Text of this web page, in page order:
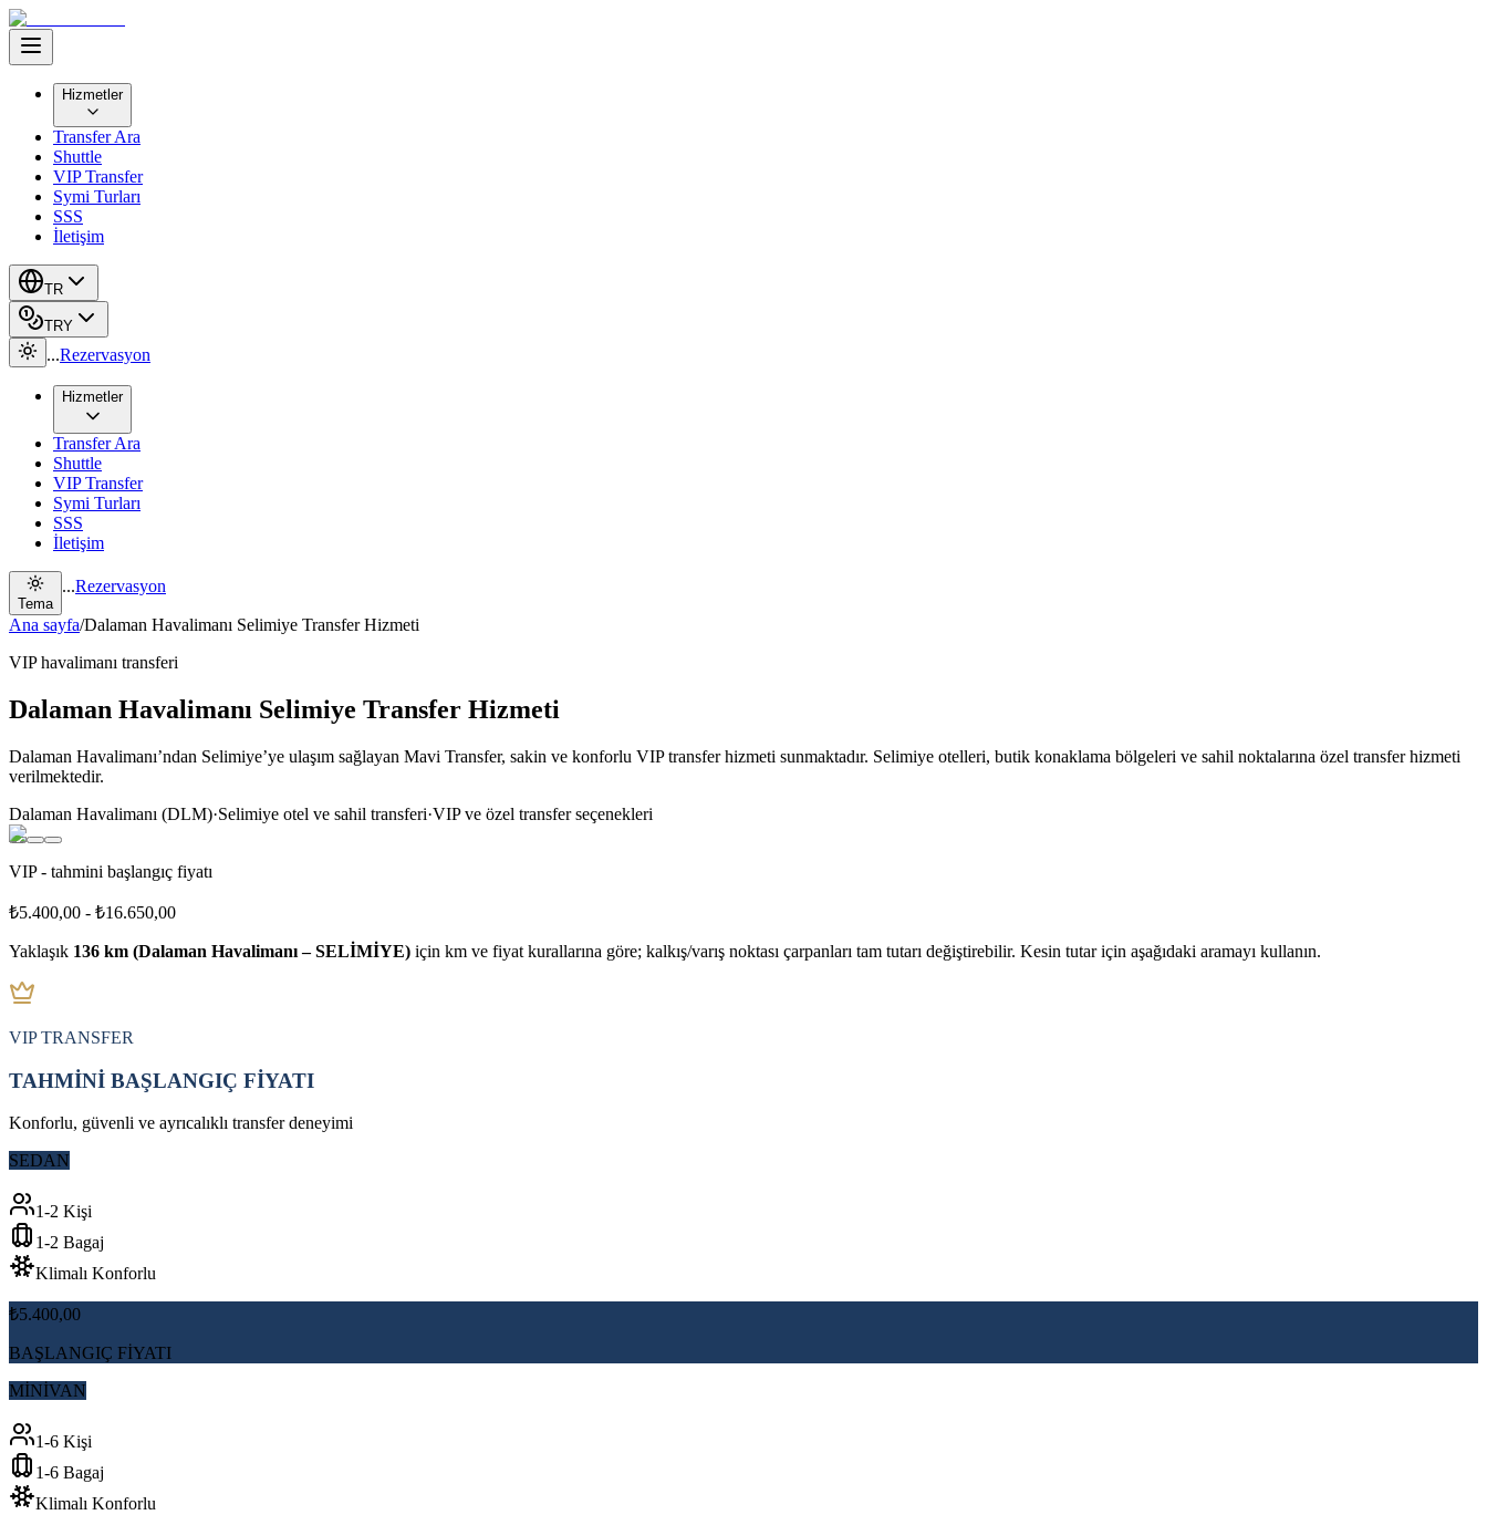
Hizmetler
Transfer Ara
Shuttle
VIP Transfer
Symi Turları
SSS
İletişim
TR
TRY
...Rezervasyon
Hizmetler
Transfer Ara
Shuttle
VIP Transfer
Symi Turları
SSS
İletişim
Tema
...Rezervasyon
Ana sayfa/Dalaman Havalimanı Selimiye Transfer Hizmeti
VIP havalimanı transferi
Dalaman Havalimanı Selimiye Transfer Hizmeti
Dalaman Havalimanı’ndan Selimiye’ye ulaşım sağlayan Mavi Transfer, sakin ve konforlu VIP transfer hizmeti sunmaktadır. Selimiye otelleri, butik konaklama bölgeleri ve sahil noktalarına özel transfer hizmeti
verilmektedir.
Dalaman Havalimanı (DLM)·Selimiye otel ve sahil transferi·VIP ve özel transfer seçenekleri
VIP - tahmini başlangıç fiyatı
₺5.400,00 - ₺16.650,00
Yaklaşık 136 km (Dalaman Havalimanı – SELİMİYE) için km ve fiyat kurallarına göre; kalkış/varış noktası çarpanları tam tutarı değiştirebilir. Kesin tutar için aşağıdaki aramayı kullanın.
VIP TRANSFER
TAHMİNİ BAŞLANGIÇ FİYATI
Konforlu, güvenli ve ayrıcalıklı transfer deneyimi
SEDAN
1-2 Kişi
1-2 Bagaj
Klimalı Konforlu
₺5.400,00
BAŞLANGIÇ FİYATI
MİNİVAN
1-6 Kişi
1-6 Bagaj
Klimalı Konforlu